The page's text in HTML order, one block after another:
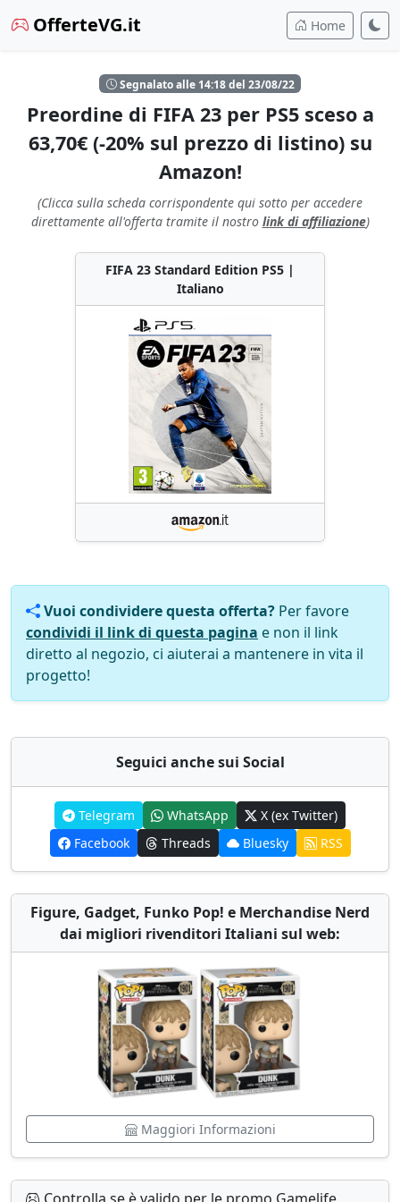
OfferteVG.it Home
Segnalato alle 14:18 del 23/08/22
Preordine di FIFA 23 per PS5 sceso a
63,70€ (-20% sul prezzo di listino) su
Amazon!
(Clicca sulla scheda corrispondente qui sotto per accedere
direttamente all'offerta tramite il nostro link di affiliazione)
FIFA 23 Standard Edition PS5 |
Italiano
Vuoi condividere questa offerta? Per favore
condividi il link di questa pagina e non il link
diretto al negozio, ci aiuterai a mantenere in vita il
progetto!
Seguici anche sui Social
Telegram WhatsApp
X (ex Twitter)
Facebook
Threads Bluesky RSS
Figure, Gadget, Funko Pop! e Merchandise Nerd
dai migliori rivenditori Italiani sul web:
Maggiori Informazioni